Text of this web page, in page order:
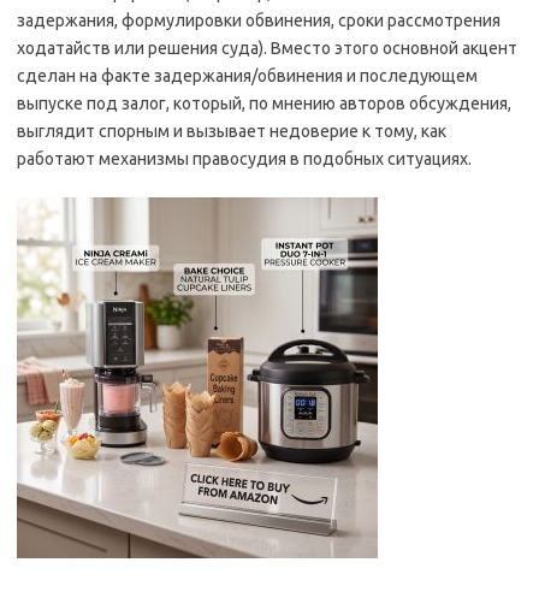
задержания, формулировки обвинения, сроки рассмотрения
ходатайств или решения суда). Вместо этого основной акцент
сделан на факте задержания/обвинения и последующем
выпуске под залог, который, по мнению авторов обсуждения,
выглядит спорным и вызывает недоверие к тому, как
работают механизмы правосудия в подобных ситуациях.